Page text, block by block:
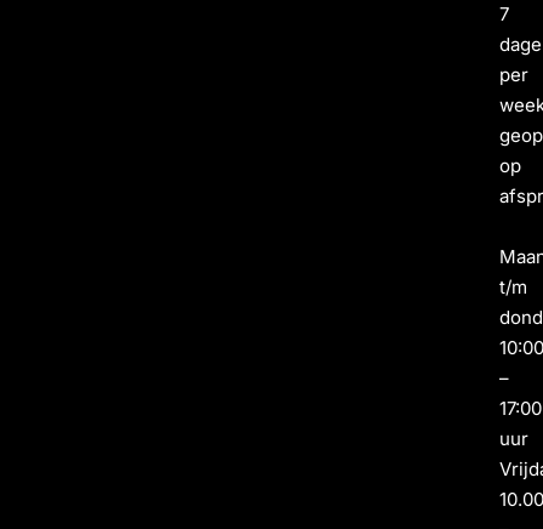
7
per
op
t/m
–
17:00
uur